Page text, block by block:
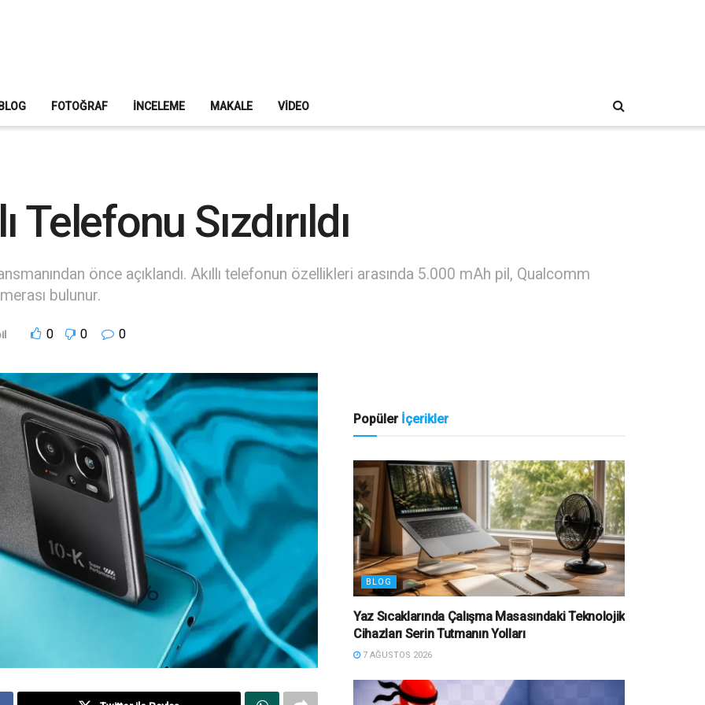
FOTOĞRAF İNCELEME MAKALE VIDEO
Telefonu Sızdırıldı
önce açıklandı. Akıllı telefonun özellikleri arasında 5.000 mAh pil, Qualcomm
bulunur.
0 0 0
Popüler İçerikler
BLOG
Yaz Sıcaklarında Çalışma Masasındaki Teknolojik
Cihazları Serin Tutmanın Yolları
7 AĞUSTOS 2026